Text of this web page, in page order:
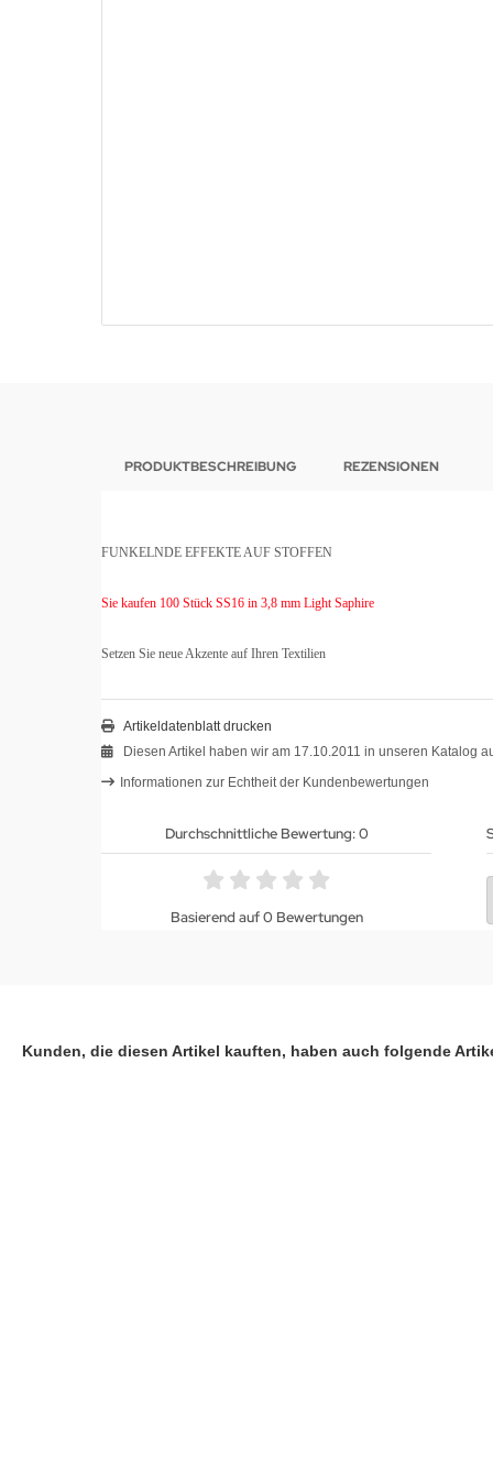
PRODUKTBESCHREIBUNG REZENSIONEN
FUNKELNDE EFFEKTE AUF STOFFEN
Sie kaufen 100 Stück SS16 in 3,8 mm Light Saphire
Setzen Sie neue Akzente auf Ihren Textilien
Artikeldatenblatt drucken
Diesen Artikel haben wir am 17.10.2011 in unseren Katalog
Informationen zur Echtheit der Kundenbewertungen
Durchschnittliche Bewertung: 0
Basierend auf 0 Bewertungen
Kunden, die diesen Artikel kauften, haben auch folgende